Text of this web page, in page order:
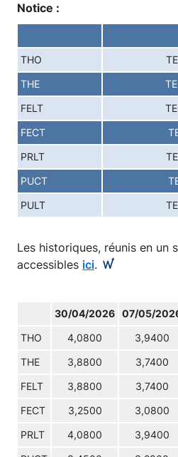
Notice :
THO
THE
FELT
FECT
PRLT
PUCT
PULT
Les historiques, réunis en un
accessibles ici.
30/04/2026 07/05/
THO 4,0800 3,9400
THE 3,8800 3,7400
FELT 3,8800 3,7400
FECT 3,2500 3,0800
PRLT 4,0800 3,9400